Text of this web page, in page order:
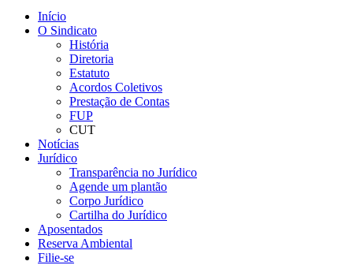
Início
O Sindicato
História
Diretoria
Estatuto
Acordos Coletivos
Prestação de Contas
FUP
CUT
Notícias
Jurídico
Transparência no Jurídico
Agende um plantão
Corpo Jurídico
Cartilha do Jurídico
Aposentados
Reserva Ambiental
Filie-se